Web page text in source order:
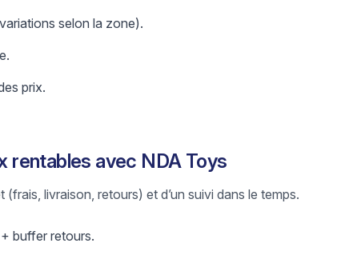
selon la zone).
prix.
rentables avec NDA Toys
livraison, retours) et d’un suivi dans le temps.
buffer retours.